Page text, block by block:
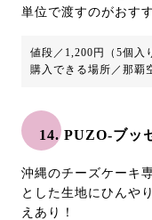
単位で渡すのがおす
値段／1,200円（5個
購入できる場所／那覇
14. PUZO-ブッ
沖縄のチーズケーキ
とした生地にひんや
えあり！